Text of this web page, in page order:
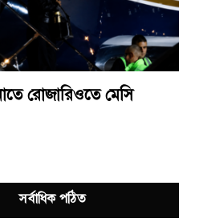
রোজারিওতে মেসি
সর্বাধিক পঠিত